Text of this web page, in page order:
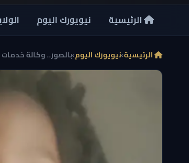
الرئيسية نيويورك اليوم
الرئيسية›نيويورك اليوم›بالصور.. وكالة